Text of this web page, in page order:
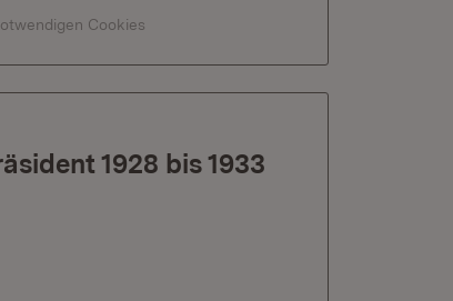
Cookies
1928 bis 1933